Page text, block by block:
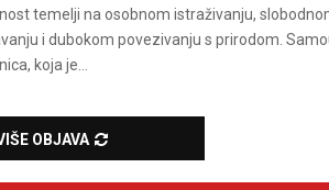
temelji na osobnom istraživanju,
i dubokom povezivanju s prirodom.
koja je...
OBJAVA